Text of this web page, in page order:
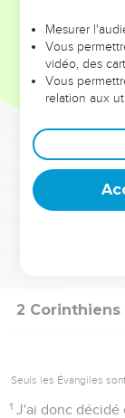
que se trouve le
disons « amen »
Or, celui qui
a consacrés par
il nous a aussi
comme un gage
Quant à moi,
pour vous
Ce n’est pas
2 Corinthiens
Seuls les Évangiles
1 J'ai donc décidé
Mesurer
Vous
vidéo, des
Vous
relation aux